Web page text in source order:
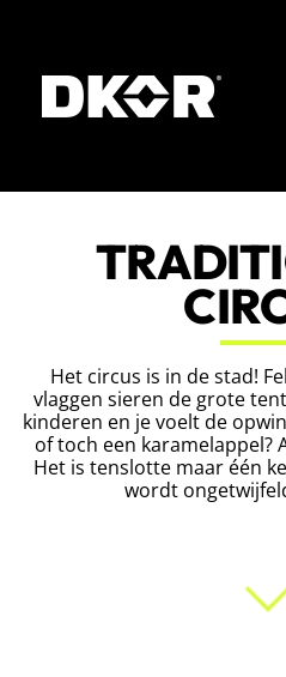
Het circus is in de stad!
vlaggen sieren de grote
kinderen en je voelt de
of toch een karamelappel?
Het is tenslotte maar één
wordt